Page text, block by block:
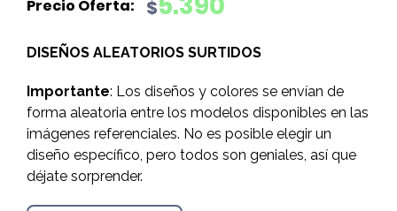
original
$5.990.
$
actual
$5.390.
DISEÑOS ALEATORIOS SURTIDOS
Importante: Los diseños y colores se envían de
forma aleatoria entre los modelos disponibles en las
imágenes referenciales. No es posible elegir un
diseño específico, pero todos son geniales, así que
déjate sorprender.